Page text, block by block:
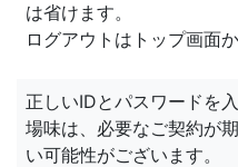
は省けます。
ログアウトはトップ画面
正しいIDとパスワードを
場味は、必要なご契約が
い可能性がございます。